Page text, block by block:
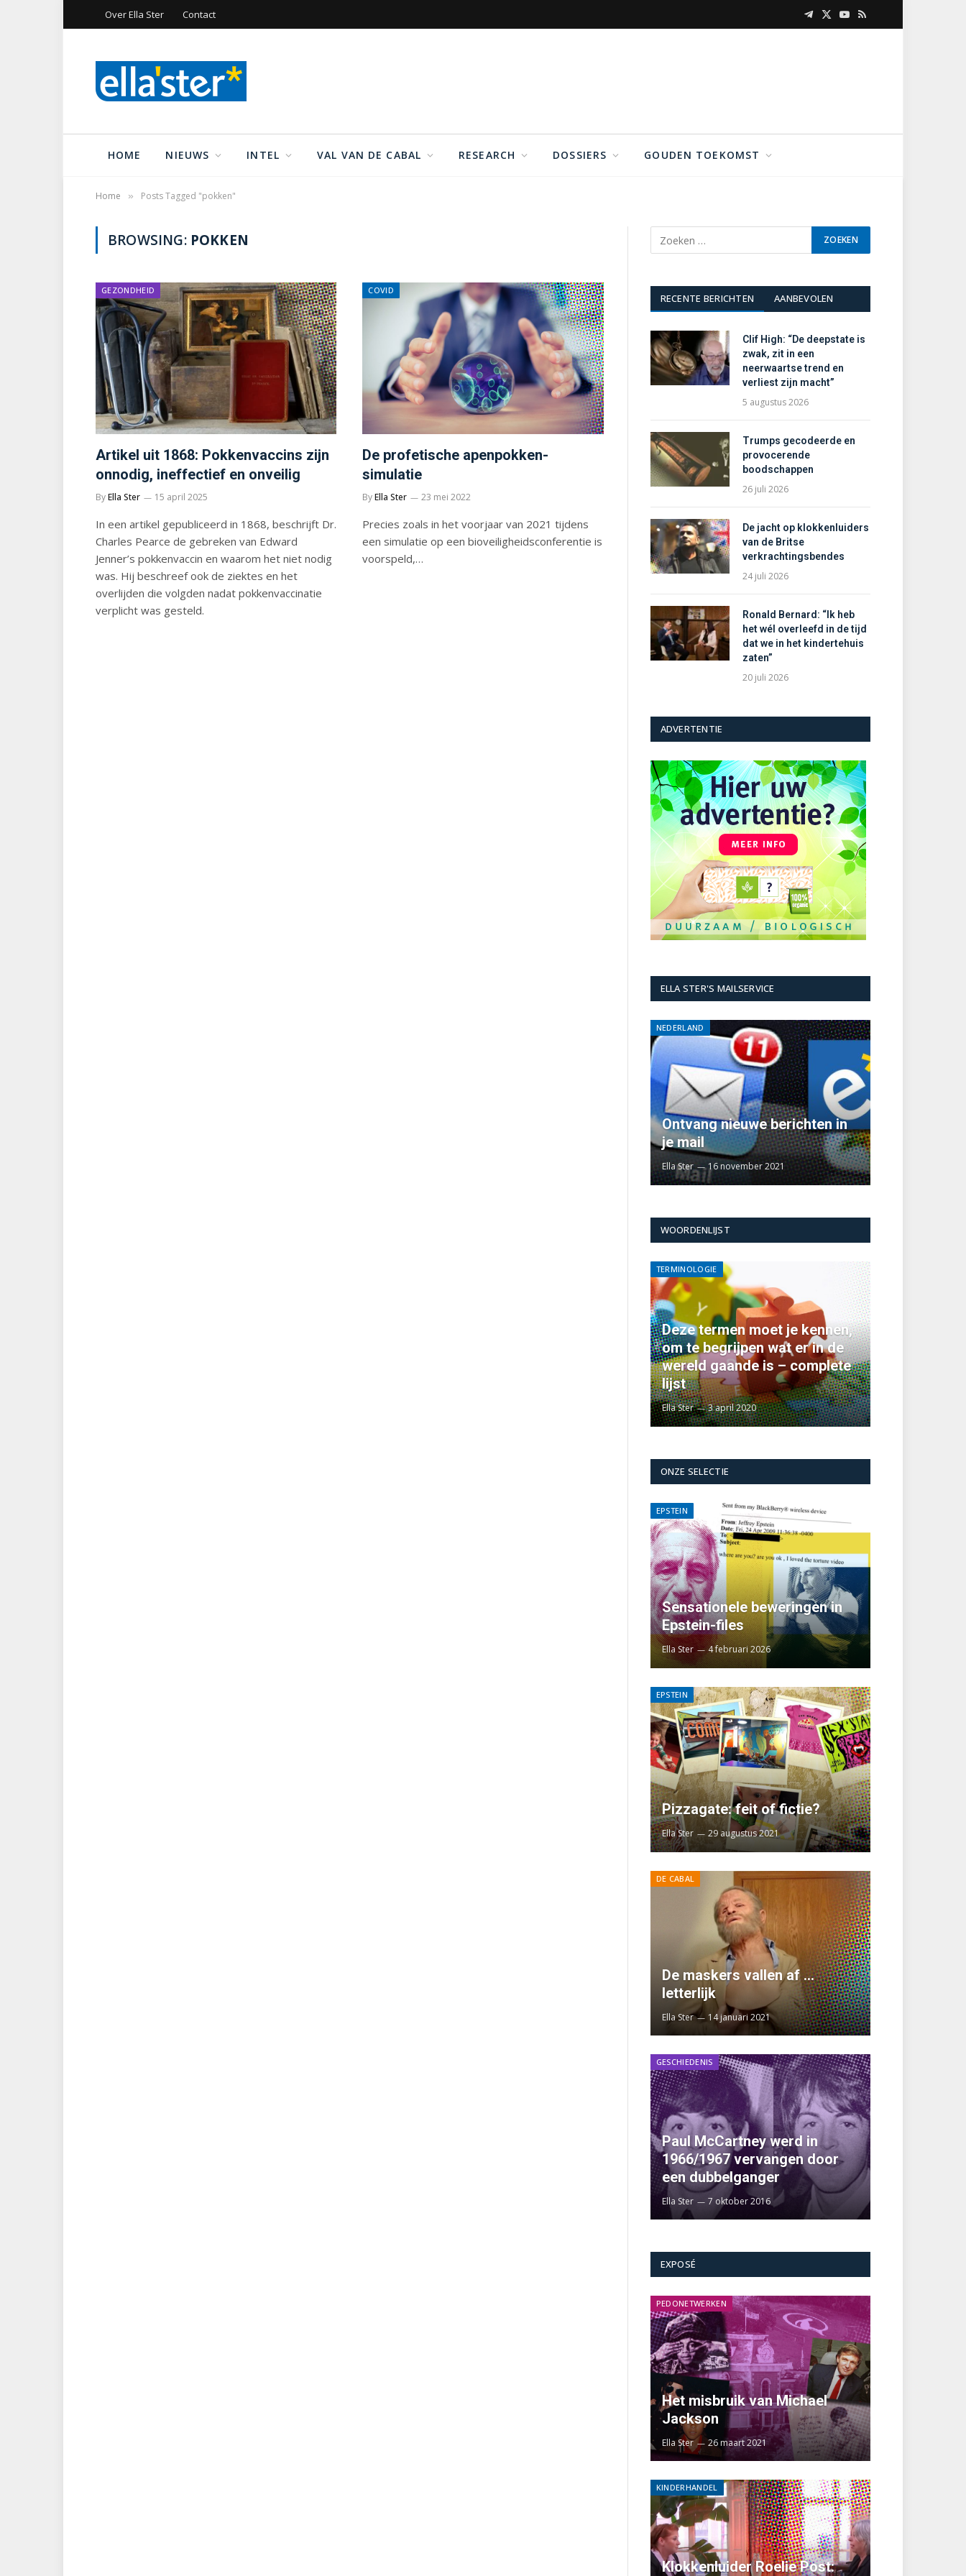
Over Ella Ster Contact Telegram
X
YouTube
RSS
HOME NIEUWS INTEL VAL VAN DE CABAL RESEARCH DOSSIERS GOUDEN TOEKOMST
Home » Posts Tagged "pokken"
BROWSING: POKKEN
GEZONDHEID
Artikel uit 1868: Pokkenvaccins zijn
onnodig, ineffectief en onveilig
ByElla Ster 15 april 2025
In een artikel gepubliceerd in 1868, beschrijft Dr.
Charles Pearce de gebreken van Edward
Jenner’s pokkenvaccin en waarom het niet nodig
was. Hij beschreef ook de ziektes en het
overlijden die volgden nadat pokkenvaccinatie
verplicht was gesteld.
COVID
De profetische apenpokken-
simulatie
ByElla Ster 23 mei 2022
Precies zoals in het voorjaar van 2021 tijdens
een simulatie op een bioveiligheidsconferentie is
voorspeld,…
RECENTE BERICHTEN AANBEVOLEN
Clif High: “De deepstate is
zwak, zit in een
neerwaartse trend en
verliest zijn macht”
5 augustus 2026
Trumps gecodeerde en
provocerende
boodschappen
26 juli 2026
De jacht op klokkenluiders
van de Britse
verkrachtingsbendes
24 juli 2026
Ronald Bernard: “Ik heb
het wél overleefd in de tijd
dat we in het kindertehuis
zaten”
20 juli 2026
ADVERTENTIE
ELLA STER'S MAILSERVICE
NEDERLAND
Ontvang nieuwe berichten in
je mail
Ella Ster 16 november 2021
WOORDENLIJST
TERMINOLOGIE
Deze termen moet je kennen,
om te begrijpen wat er in de
wereld gaande is – complete
lijst
Ella Ster 3 april 2020
ONZE SELECTIE
EPSTEIN
Sensationele beweringen in
Epstein-files
Ella Ster 4 februari 2026
EPSTEIN
Pizzagate: feit of fictie?
Ella Ster 29 augustus 2021
DE CABAL
De maskers vallen af …
letterlijk
Ella Ster 14 januari 2021
GESCHIEDENIS
Paul McCartney werd in
1966/1967 vervangen door
een dubbelganger
Ella Ster 7 oktober 2016
EXPOSÉ
PEDONETWERKEN
Het misbruik van Michael
Jackson
Ella Ster 26 maart 2021
KINDERHANDEL
Klokkenluider Roelie Post: